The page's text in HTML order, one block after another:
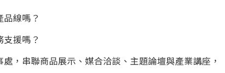
線嗎？
援嗎？
，串聯商品展示、媒合洽談、主題論壇與產業講座，